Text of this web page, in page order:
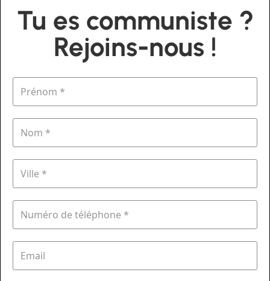
Tu es communiste ?
Rejoins-nous !